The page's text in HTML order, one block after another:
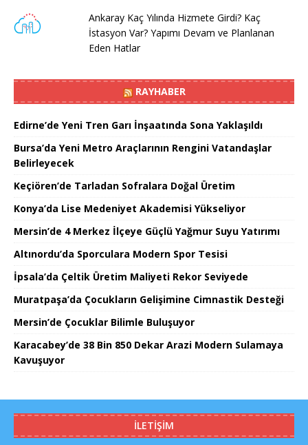
Ankaray Kaç Yılında Hizmete Girdi? Kaç
İstasyon Var? Yapımı Devam ve Planlanan
Eden Hatlar
RAYHABER
Edirne’de Yeni Tren Garı İnşaatında Sona Yaklaşıldı
Bursa’da Yeni Metro Araçlarının Rengini Vatandaşlar
Belirleyecek
Keçiören’de Tarladan Sofralara Doğal Üretim
Konya’da Lise Medeniyet Akademisi Yükseliyor
Mersin’de 4 Merkez İlçeye Güçlü Yağmur Suyu Yatırımı
Altınordu’da Sporculara Modern Spor Tesisi
İpsala’da Çeltik Üretim Maliyeti Rekor Seviyede
Muratpaşa’da Çocukların Gelişimine Cimnastik Desteği
Mersin’de Çocuklar Bilimle Buluşuyor
Karacabey’de 38 Bin 850 Dekar Arazi Modern Sulamaya
Kavuşuyor
İLETIŞIM